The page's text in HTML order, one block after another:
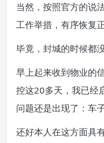
当然，按照官方的说
工作举措，有序恢复
毕竟，封城的时候都
早上起来收到物业的
控这20多天，我已经
问题还是出现了：车
还好本人在这方面具